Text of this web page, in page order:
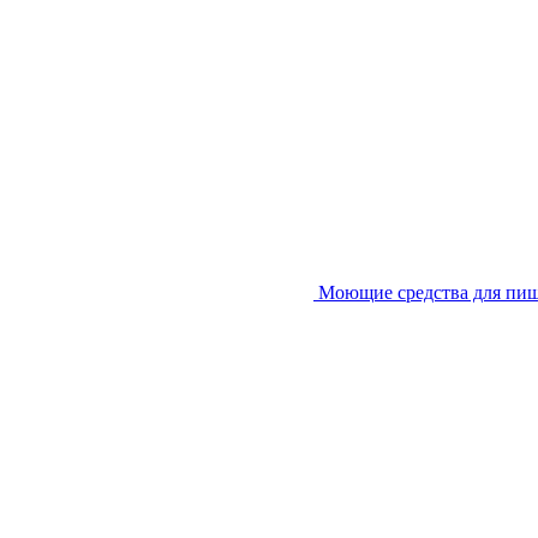
Моющие средства для